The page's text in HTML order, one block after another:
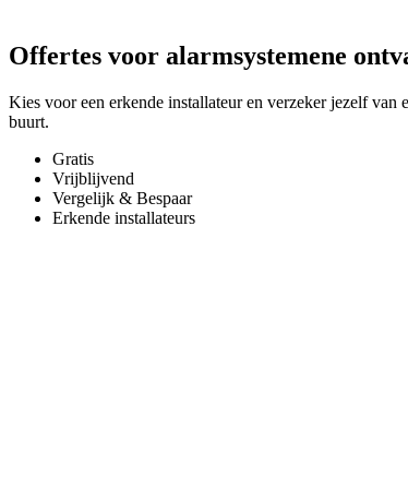
Offertes voor alarmsystemene
Kies voor een erkende installateur en verzeker jezelf
buurt.
Gratis
Vrijblijvend
Vergelijk & Bespaar
Erkende installateurs